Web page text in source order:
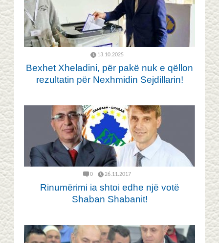
13.10.2025
Bexhet Xheladini, për pakë nuk e qëllon
rezultatin për Nexhmidin Sejdillarin!
0 26.11.2017
Rinumërimi ia shtoi edhe një votë
Shaban Shabanit!